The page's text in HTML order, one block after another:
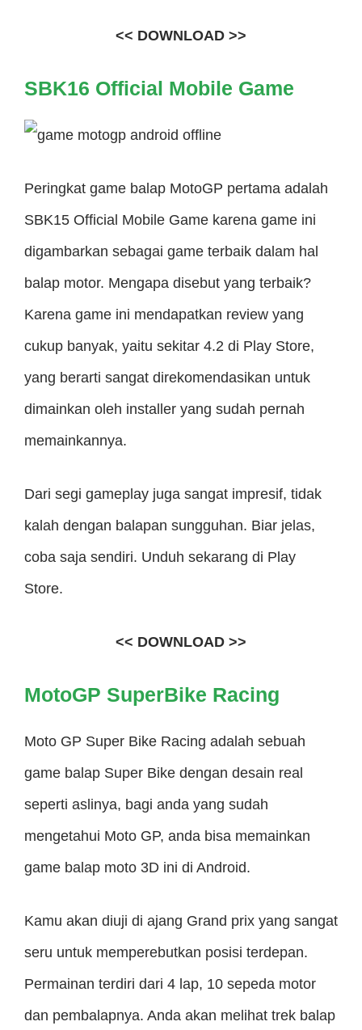
<< DOWNLOAD >>
SBK16 Official Mobile Game
Peringkat game balap MotoGP pertama adalah
SBK15 Official Mobile Game karena game ini
digambarkan sebagai game terbaik dalam hal
balap motor. Mengapa disebut yang terbaik?
Karena game ini mendapatkan review yang
cukup banyak, yaitu sekitar 4.2 di Play Store,
yang berarti sangat direkomendasikan untuk
dimainkan oleh installer yang sudah pernah
memainkannya.
Dari segi gameplay juga sangat impresif, tidak
kalah dengan balapan sungguhan. Biar jelas,
coba saja sendiri. Unduh sekarang di Play
Store.
<< DOWNLOAD >>
MotoGP SuperBike Racing
Moto GP Super Bike Racing adalah sebuah
game balap Super Bike dengan desain real
seperti aslinya, bagi anda yang sudah
mengetahui Moto GP, anda bisa memainkan
game balap moto 3D ini di Android.
Kamu akan diuji di ajang Grand prix yang sangat
seru untuk memperebutkan posisi terdepan.
Permainan terdiri dari 4 lap, 10 sepeda motor
dan pembalapnya. Anda akan melihat trek balap